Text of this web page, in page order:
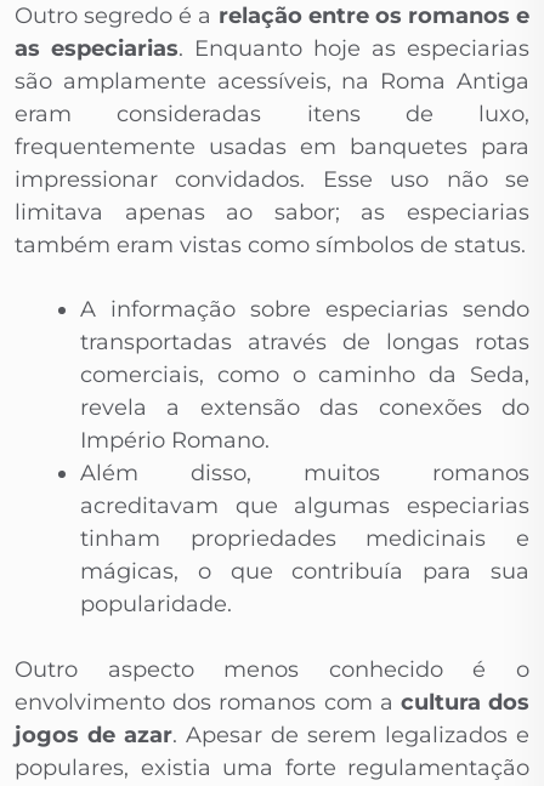
Outro segredo é a relação entre os romanos e
as especiarias. Enquanto hoje as especiarias
são amplamente acessíveis, na Roma Antiga
eram consideradas itens de luxo,
frequentemente usadas em banquetes para
impressionar convidados. Esse uso não se
limitava apenas ao sabor; as especiarias
também eram vistas como símbolos de status.
A informação sobre especiarias sendo
transportadas através de longas rotas
comerciais, como o caminho da Seda,
revela a extensão das conexões do
Império Romano.
Além disso, muitos romanos
acreditavam que algumas especiarias
tinham propriedades medicinais e
mágicas, o que contribuía para sua
popularidade.
Outro aspecto menos conhecido é o
envolvimento dos romanos com a cultura dos
jogos de azar. Apesar de serem legalizados e
populares, existia uma forte regulamentação